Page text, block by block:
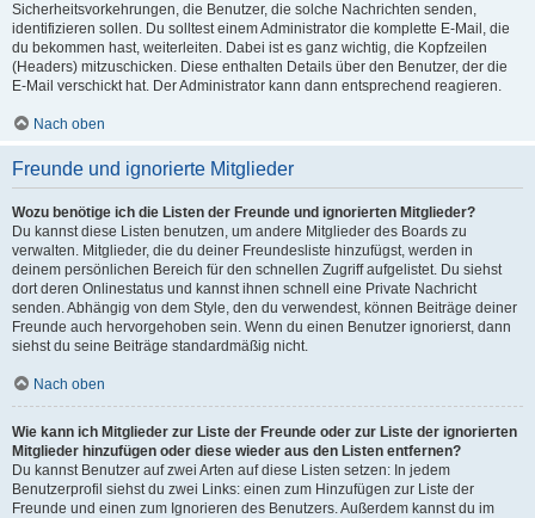
Sicherheitsvorkehrungen, die Benutzer, die solche Nachrichten senden,
identifizieren sollen. Du solltest einem Administrator die komplette E-Mail, die
du bekommen hast, weiterleiten. Dabei ist es ganz wichtig, die Kopfzeilen
(Headers) mitzuschicken. Diese enthalten Details über den Benutzer, der die
E-Mail verschickt hat. Der Administrator kann dann entsprechend reagieren.
Nach oben
Freunde und ignorierte Mitglieder
Wozu benötige ich die Listen der Freunde und ignorierten Mitglieder?
Du kannst diese Listen benutzen, um andere Mitglieder des Boards zu
verwalten. Mitglieder, die du deiner Freundesliste hinzufügst, werden in
deinem persönlichen Bereich für den schnellen Zugriff aufgelistet. Du siehst
dort deren Onlinestatus und kannst ihnen schnell eine Private Nachricht
senden. Abhängig von dem Style, den du verwendest, können Beiträge deiner
Freunde auch hervorgehoben sein. Wenn du einen Benutzer ignorierst, dann
siehst du seine Beiträge standardmäßig nicht.
Nach oben
Wie kann ich Mitglieder zur Liste der Freunde oder zur Liste der ignorierten
Mitglieder hinzufügen oder diese wieder aus den Listen entfernen?
Du kannst Benutzer auf zwei Arten auf diese Listen setzen: In jedem
Benutzerprofil siehst du zwei Links: einen zum Hinzufügen zur Liste der
Freunde und einen zum Ignorieren des Benutzers. Außerdem kannst du im